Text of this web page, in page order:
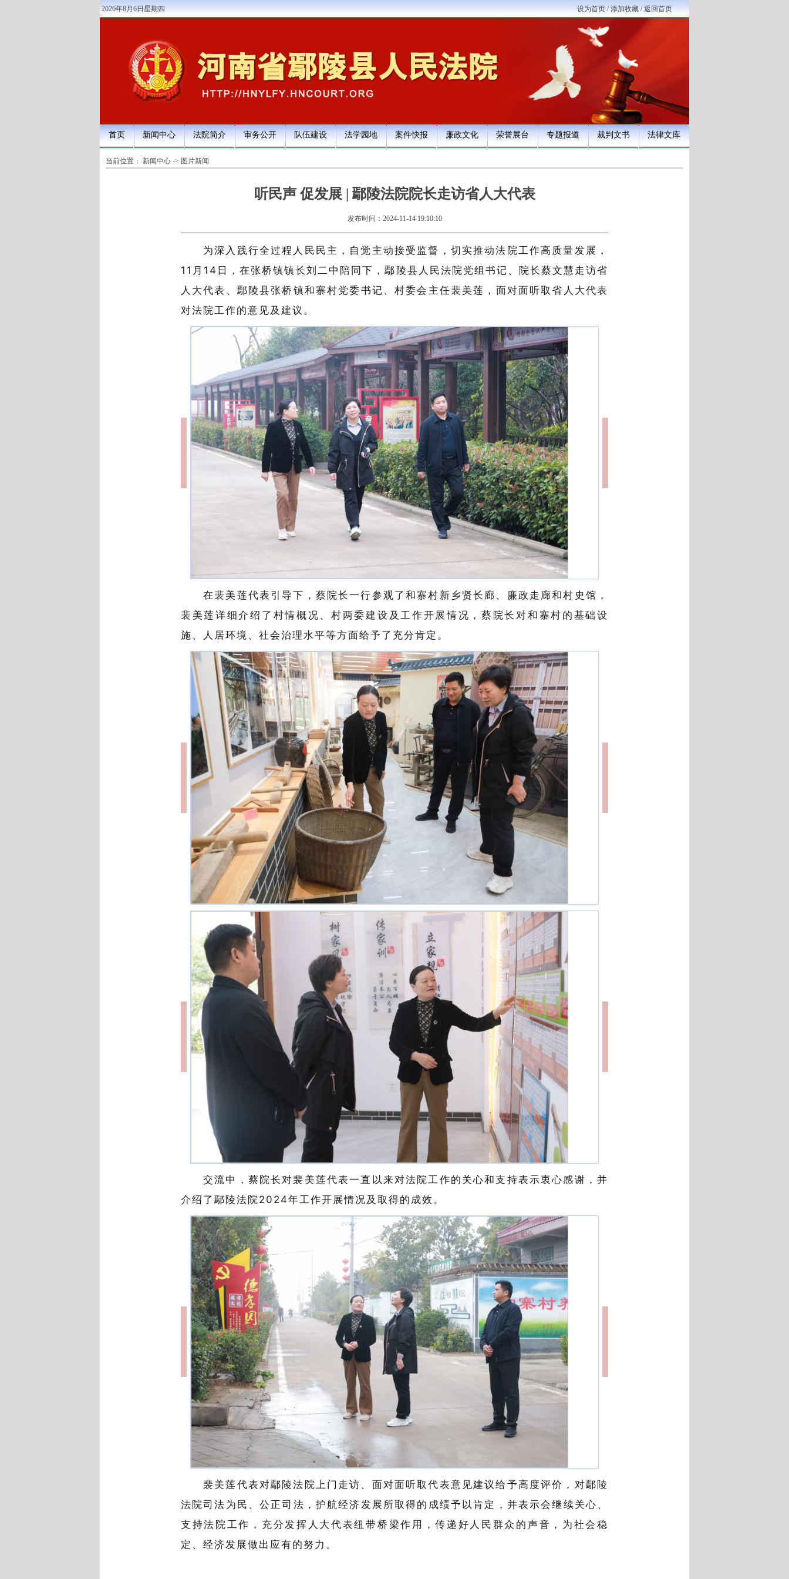
2026年8月6日星期四 设为首页/添加收藏/返回首页
首页 新闻中心 法院简介 审务公开 队伍建设 法学园地 案件快报 廉政文化 荣誉展台 专题报道 裁判文书 法律文库
当前位置： 新闻中心 -> 图片新闻
听民声 促发展 | 鄢陵法院院长走访省人大代表
发布时间：2024-11-14 19:10:10
为深入践行全过程人民民主，自觉主动接受监督，切实推动法院工作高质量发展，
11月14日，在张桥镇镇长刘二中陪同下，鄢陵县人民法院党组书记、院长蔡文慧走访省
人大代表、鄢陵县张桥镇和寨村党委书记、村委会主任裴美莲，面对面听取省人大代表
对法院工作的意见及建议。
在裴美莲代表引导下，蔡院长一行参观了和寨村新乡贤长廊、廉政走廊和村史馆，
裴美莲详细介绍了村情概况、村两委建设及工作开展情况，蔡院长对和寨村的基础设
施、人居环境、社会治理水平等方面给予了充分肯定。
交流中，蔡院长对裴美莲代表一直以来对法院工作的关心和支持表示衷心感谢，并
介绍了鄢陵法院2024年工作开展情况及取得的成效。
裴美莲代表对鄢陵法院上门走访、面对面听取代表意见建议给予高度评价，对鄢陵
法院司法为民、公正司法，护航经济发展所取得的成绩予以肯定，并表示会继续关心、
支持法院工作，充分发挥人大代表纽带桥梁作用，传递好人民群众的声音，为社会稳
定、经济发展做出应有的努力。